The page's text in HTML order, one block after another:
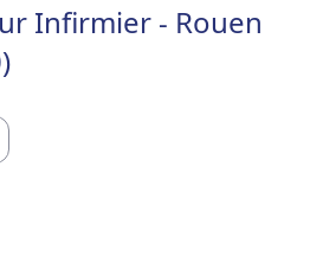
Infirmier - Rouen